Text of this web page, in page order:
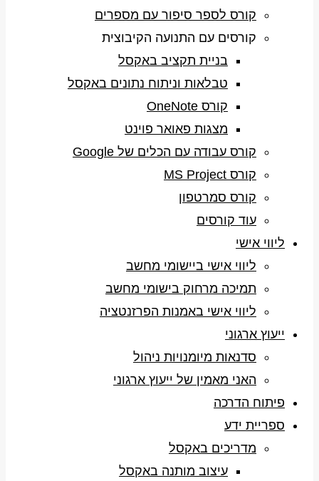
קורס לספר סיפור עם מספרים
קורסים עם התנועה הקיבוצית
בניית תקציב באקסל
טבלאות וניתוח נתונים באקסל
קורס OneNote
מצגות פאואר פוינט
קורס עבודה עם הכלים של Google
קורס MS Project
קורס סמרטפון
עוד קורסים
ליווי אישי
ליווי אישי ביישומי מחשב
תמיכה מרחוק בישומי מחשב
ליווי אישי באמנות הפרזנטציה
ייעוץ ארגוני
סדנאות מיומנויות ניהול
האני מאמין של ייעוץ ארגוני
פיתוח הדרכה
ספריית ידע
מדריכים באקסל
עיצוב מותנה באקסל